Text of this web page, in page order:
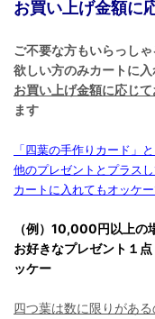
お買い上げ金額に
ご不要な方もいらっし
欲しい方のみカートに
お買い上げ金額に応じ
ます
「四葉の手作りカード」
他のプレゼントとプラス
カートに入れてもオッケ
（例）10,000円以上の
お好きなプレゼント１
ッケー
四つ葉は数に限りがあ